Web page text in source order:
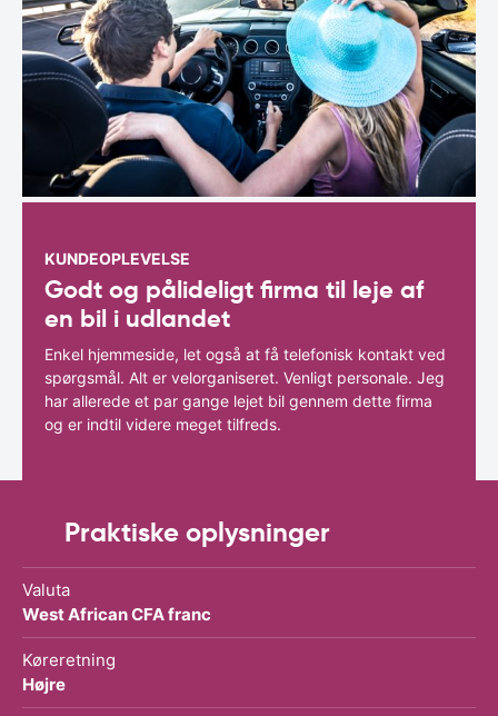
KUNDEOPLEVELSE
Godt og pålideligt firma til leje af
en bil i udlandet
Enkel hjemmeside, let også at få telefonisk kontakt ved
spørgsmål. Alt er velorganiseret. Venligt personale. Jeg
har allerede et par gange lejet bil gennem dette firma
og er indtil videre meget tilfreds.
Praktiske oplysninger
Valuta
West African CFA franc
Køreretning
Højre